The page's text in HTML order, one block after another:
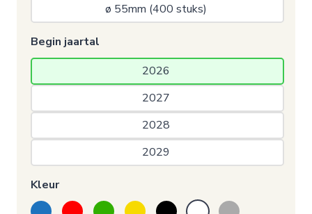
ø 55mm (400 stuks)
Begin jaartal
2026
2027
2028
2029
Kleur